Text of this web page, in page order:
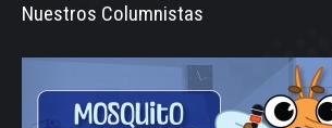
Nuestros Columnistas